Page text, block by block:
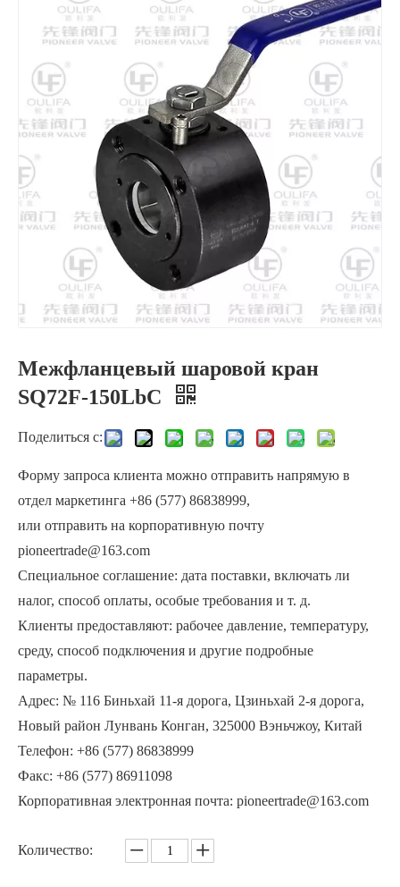
Компактный шаровой клапан вафельного типа с цельной конструкцией Кованый шаровой кран вафельного типа для высокого давления
Шаровой клапан бесфланцевого типа с раздельным корпусом, автоматическое управление жидкостью
Кованый шаровой клапан вафельного типа для порошка высокого давления
Межфланцевый шаровой кран
SQ72F-150LbC
Поделиться с:
Форму запроса клиента можно отправить напрямую в
отдел маркетинга +86 (577) 86838999,
или отправить на корпоративную почту
pioneertrade@163.com
Специальное соглашение: дата поставки, включать ли
налог, способ оплаты, особые требования и т. д.
Клиенты предоставляют: рабочее давление, температуру,
среду, способ подключения и другие подробные
параметры.
Адрес: № 116 Биньхай 11-я дорога, Цзиньхай 2-я дорога,
Новый район Лунвань Конган, 325000 Вэньчжоу, Китай
Телефон: +86 (577) 86838999
Факс: +86 (577) 86911098
Корпоративная электронная почта: pioneertrade@163.com
Количество: